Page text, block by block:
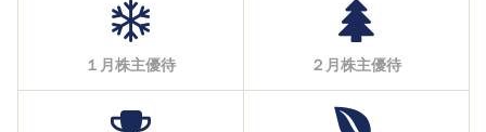
１月株主優待 ２月株主優待